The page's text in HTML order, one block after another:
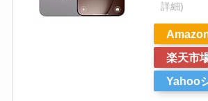
詳細)
楽天市
Yahoo